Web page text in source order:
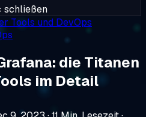
schließen
Tools und DevOps
die Titanen
im Detail